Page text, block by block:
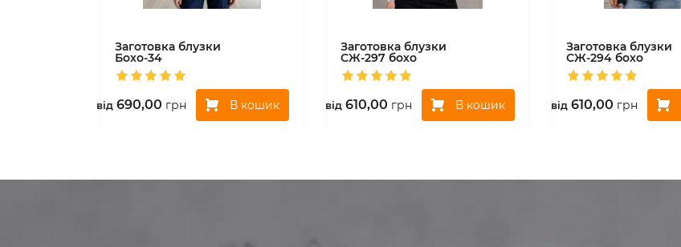
Заготовка блузки
Бохо-34
вiд 690,00 грн В кошик
Заготовка блузки
СЖ-297 бохо
вiд 610,00 грн В кошик
Заготовка блузки
СЖ-294 бохо
вiд 610,00 грн